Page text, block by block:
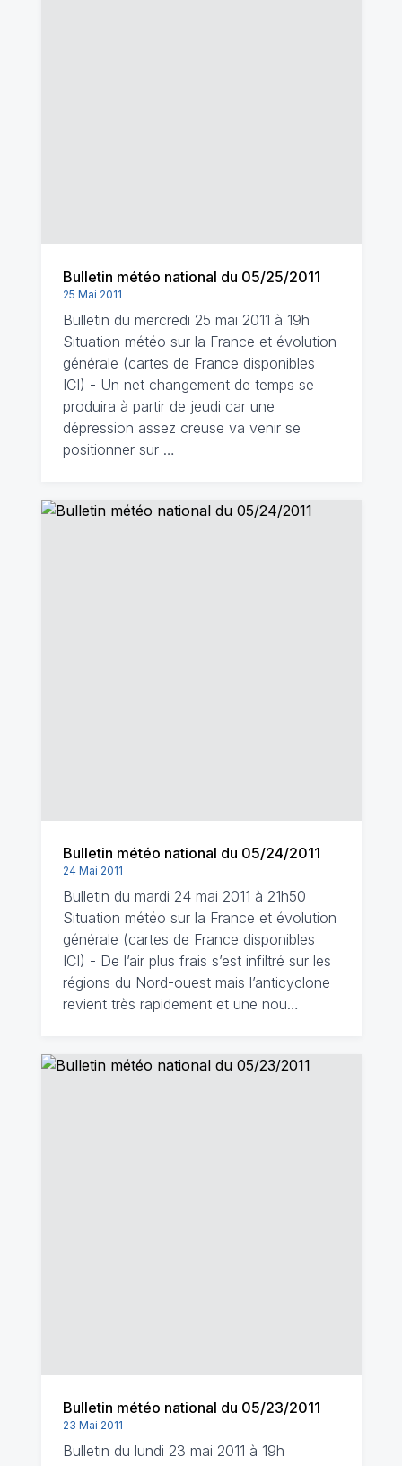
Bulletin météo national du 05/25/2011
25 Mai 2011
Bulletin du mercredi 25 mai 2011 à 19h
Situation météo sur la France et évolution
générale (cartes de France disponibles
ICI) - Un net changement de temps se
produira à partir de jeudi car une
dépression assez creuse va venir se
positionner sur …
Bulletin météo national du 05/24/2011
24 Mai 2011
Bulletin du mardi 24 mai 2011 à 21h50
Situation météo sur la France et évolution
générale (cartes de France disponibles
ICI) - De l’air plus frais s’est infiltré sur les
régions du Nord-ouest mais l’anticyclone
revient très rapidement et une nou…
Bulletin météo national du 05/23/2011
23 Mai 2011
Bulletin du lundi 23 mai 2011 à 19h